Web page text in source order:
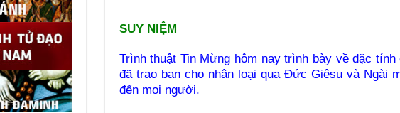
SUY NIỆM
Trình thuật Tin Mừng hôm nay trình bày về đặc tính
đã trao ban cho nhân loại qua Đức Giêsu và Ngài
đến mọi người.